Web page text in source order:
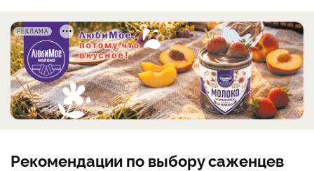
РЕКЛАМА
Рекомендации по выбору саженцев